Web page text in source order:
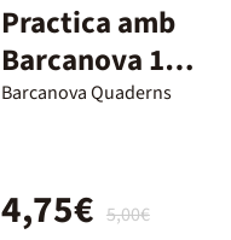
Practica amb
Barcanova 19.
Comprensió
Barcanova Quaderns
5,00€
4,75€